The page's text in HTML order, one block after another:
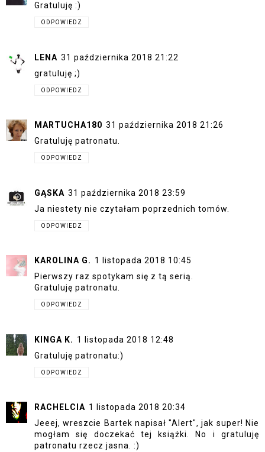
Gratuluję :)
ODPOWIEDZ
LENA 31 października 2018 21:22
gratuluję ;)
ODPOWIEDZ
MARTUCHA180 31 października 2018 21:26
Gratuluję patronatu.
ODPOWIEDZ
GĄSKA 31 października 2018 23:59
Ja niestety nie czytałam poprzednich tomów.
ODPOWIEDZ
KAROLINA G. 1 listopada 2018 10:45
Pierwszy raz spotykam się z tą serią.
Gratuluję patronatu.
ODPOWIEDZ
KINGA K. 1 listopada 2018 12:48
Gratuluję patronatu:)
ODPOWIEDZ
RACHELCIA 1 listopada 2018 20:34
Jeeej, wreszcie Bartek napisał "Alert", jak super! Nie
mogłam się doczekać tej książki. No i gratuluję
patronatu rzecz jasna. :)